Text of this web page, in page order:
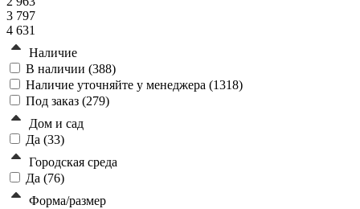
3 797
4 631
Наличие
В наличии (388)
Наличие уточняйте у менеджера (1318)
Под заказ (279)
Дом и сад
Да (33)
Городская среда
Да (76)
Форма/размер